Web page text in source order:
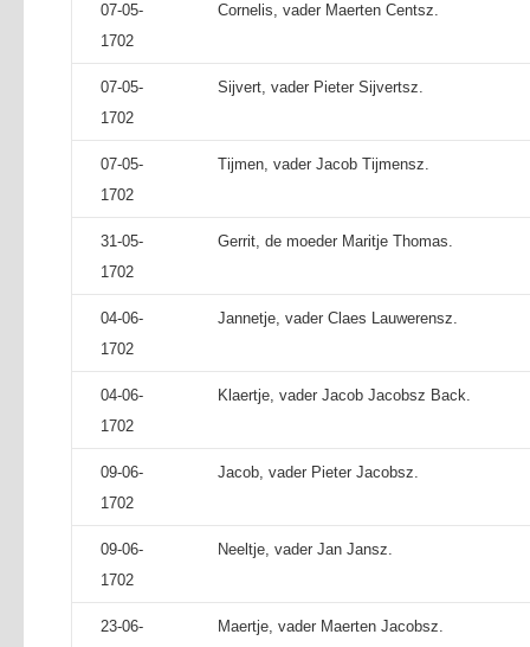
07-05-
1702
Cornelis, vader Maerten Centsz.
07-05-
1702
Sijvert, vader Pieter Sijvertsz.
07-05-
1702
Tijmen, vader Jacob Tijmensz.
31-05-
1702
Gerrit, de moeder Maritje Thomas.
04-06-
1702
Jannetje, vader Claes Lauwerensz.
04-06-
1702
Klaertje, vader Jacob Jacobsz Back.
09-06-
1702
Jacob, vader Pieter Jacobsz.
09-06-
1702
Neeltje, vader Jan Jansz.
23-06-
Maertje, vader Maerten Jacobsz.